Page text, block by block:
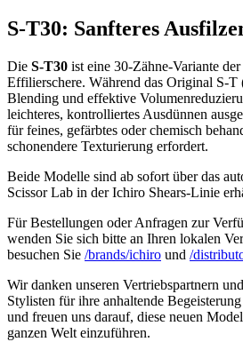
S-T30: Sanfteres
Die S-T30 ist eine 30-Zähne-Variante
Effilierschere. Während das Original S-T
Blending und effektive
leichteres, kontrolliertes Ausdünnen
für feines, gefärbtes oder chemisch
schonendere Texturierung erfordert.
Beide Modelle sind ab sofort über das
Scissor Lab in der Ichiro Shears-Linie
Für Bestellungen oder Anfragen zur
wenden Sie sich bitte an Ihren lokalen
besuchen Sie /brands/ichiro und /
Wir danken unseren Vertriebspartnern
Stylisten für ihre anhaltende
und freuen uns darauf, diese neuen
ganzen Welt einzuführen.